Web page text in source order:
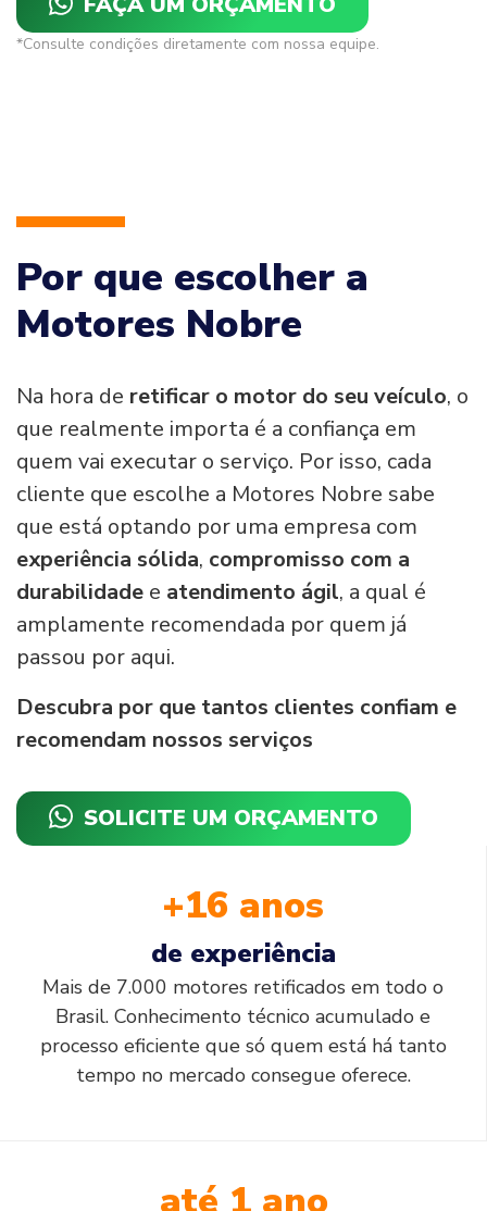
*Consulte condições diretamente com nossa equipe.
Por que escolher a
Motores Nobre
Na hora de retificar o motor do seu veículo, o
que realmente importa é a confiança em
quem vai executar o serviço. Por isso, cada
cliente que escolhe a Motores Nobre sabe
que está optando por uma empresa com
experiência sólida, compromisso com a
durabilidade e atendimento ágil, a qual é
amplamente recomendada por quem já
passou por aqui.
Descubra por que tantos clientes confiam e
recomendam nossos serviços
SOLICITE UM ORÇAMENTO
+16 anos
de experiência
Mais de 7.000 motores retificados em todo o
Brasil. Conhecimento técnico acumulado e
processo eficiente que só quem está há tanto
tempo no mercado consegue oferece.